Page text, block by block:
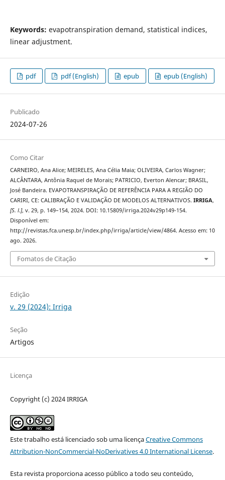
Keywords: evapotranspiration demand, statistical indices,
linear adjustment.
pdf pdf (English) epub epub (English)
Publicado
2024-07-26
Como Citar
CARNEIRO, Ana Alice; MEIRELES, Ana Célia Maia; OLIVEIRA, Carlos Wagner;
ALCÂNTARA, Antônia Raquel de Morais; PATRICIO, Everton Alencar; BRASIL,
José Bandeira. EVAPOTRANSPIRAÇÃO DE REFERÊNCIA PARA A REGIÃO DO
CARIRI, CE: CALIBRAÇÃO E VALIDAÇÃO DE MODELOS ALTERNATIVOS. IRRIGA,
[S. l.], v. 29, p. 149–154, 2024. DOI: 10.15809/irriga.2024v29p149-154.
Disponível em:
http://revistas.fca.unesp.br/index.php/irriga/article/view/4864. Acesso em: 10
ago. 2026.
Fomatos de Citação
Edição
v. 29 (2024): Irriga
Seção
Artigos
Licença
Copyright (c) 2024 IRRIGA
Este trabalho está licenciado sob uma licençaCreative Commons
Attribution-NonCommercial-NoDerivatives 4.0 International License.
Esta revista proporciona acesso público a todo seu conteúdo,